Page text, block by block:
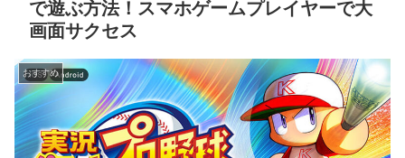
で遊ぶ方法！スマホゲームプレイヤーで大
画面サクセス
おすすめ